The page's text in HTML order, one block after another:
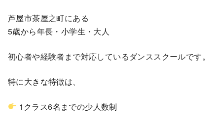
芦屋市茶屋之町にある
5歳から年長・小学生・大人
初心者や経験者まで対応しているダンススクールです。
特に大きな特徴は、
1クラス6名までの少人数制